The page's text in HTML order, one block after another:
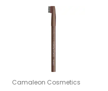
Camaleon Cosmetics